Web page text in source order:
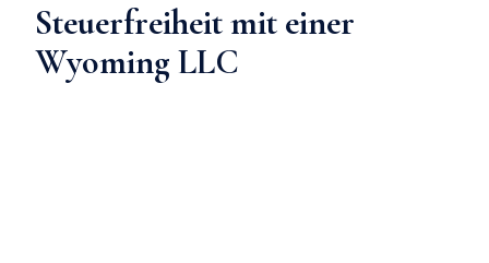
Steuerfreiheit mit einer
Wyoming LLC